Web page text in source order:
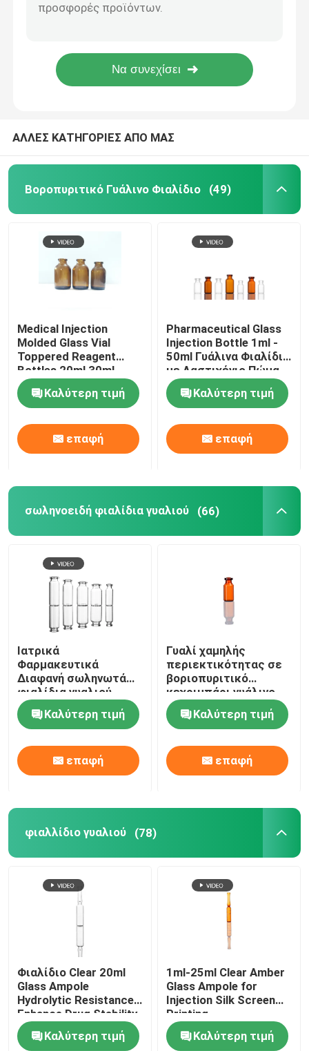
Σωλήνας από βοριοπυριτικό γυαλί
Λαστιχένιο πώμα Bromobutyl
Πλαστικό καπάκι αλουμινίου
Γυάλινα φιαλίδια με βιδωτό καπάκι
Καπάκι αλουμινίου φιαλιδίου
Κεχριμπάρι γυάλινος σωλήνας
Φιάλη υγρού από του στόματος
ΑΛΛΕΣ ΚΑΤΗΓΟΡΙΕΣ ΑΠΟ ΜΑΣ
Βοροπυριτικό Γυάλινο Φιαλίδιο (49)
Medical Injection
Molded Glass Vial
Toppered Reagent
Bottles 20ml 30ml
50ml 100ml
Καλύτερη τιμή
επαφή
Pharmaceutical Glass
Injection Bottle 1ml -
50ml Γυάλινα Φιαλίδια
με Λαστιχένιο Πώμα
Καλύτερη τιμή
επαφή
σωληνοειδή φιαλίδια γυαλιού (66)
Ιατρικά
Φαρμακευτικά
Διαφανή σωληνωτά
φιαλίδια γυαλιού
Βοροσιλικατικό
φιαλίδιο γυαλιού 10
ml 20 ml
Καλύτερη τιμή
επαφή
Γυαλί χαμηλής
περιεκτικότητας σε
βοριοπυριτικό
κεχριμπάρι γυάλινο
φιαλίδιο 5ml για
φαρμακευτική υγρή
ιατρική χρήση
Καλύτερη τιμή
επαφή
φιαλλίδιο γυαλιού (78)
Φιαλίδιο Clear 20ml
Glass Ampole
Hydrolytic Resistance
Enhance Drug Stability
Ampole
Καλύτερη τιμή
1ml-25ml Clear Amber
Glass Ampole for
Injection Silk Screen
Printing
Καλύτερη τιμή